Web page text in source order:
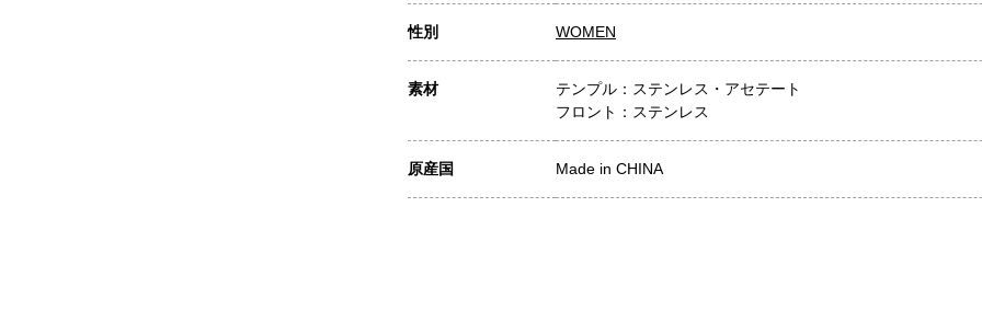
性別 WOMEN
素材
テンプル：ステンレス・アセテート
フロント：ステンレス
原産国 Made in CHINA